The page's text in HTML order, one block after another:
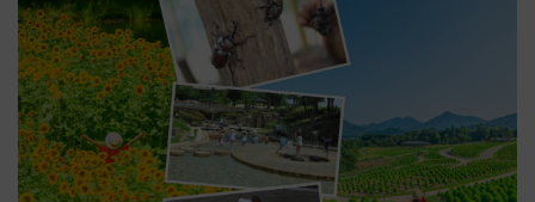
（7月18日スタート）